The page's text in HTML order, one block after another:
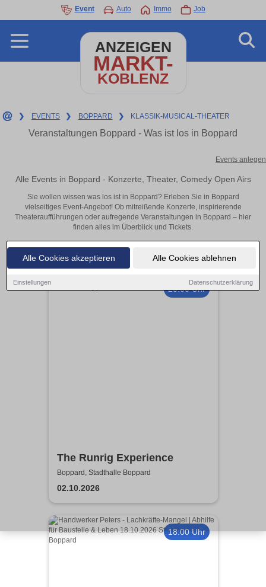
Alle Cookies akzeptieren Alle Cookies ablehnen
Einstellungen Datenschutzerklärung
Event Auto Immo Job
ANZEIGEN
MARKT-
KOBLENZ
❯ EVENTS ❯ BOPPARD ❯ KLASSIK-MUSICAL-THEATER
Veranstaltungen Boppard - Was ist los in Boppard
Events anlegen
Alle Events in Boppard - Konzerte, Theater, Comedy Open Airs
Sie wollen wissen was los ist in Boppard? Erleben Sie in Boppard
vielseitiges Event-Angebot! Ob mitreißende Konzerte, inspirierende
Theateraufführungen oder aufregende Veranstaltungen in Boppard – hier
finden alles im Überblick und Tickets.
20:00 Uhr
The Runrig Experience
Boppard, Stadthalle Boppard
02.10.2026
18:00 Uhr